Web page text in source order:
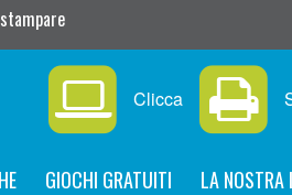
Clicca
GIOCHI GRATUITI LA NOSTRA